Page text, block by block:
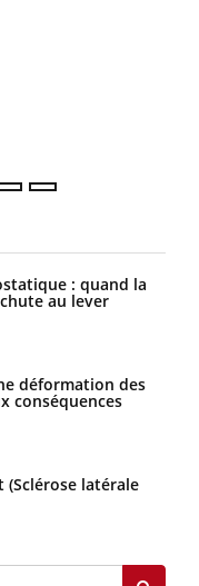
: quand la
au lever
déformation des
conséquences
(Sclérose latérale